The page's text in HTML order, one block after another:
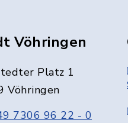
Vöhringen
Platz 1
Vöhringen
7306 96 22 - 0